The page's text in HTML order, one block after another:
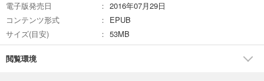
電子版発売日
2016年07月29日
コンテンツ形式
EPUB
サイズ(目安)
53MB
閲覧環境